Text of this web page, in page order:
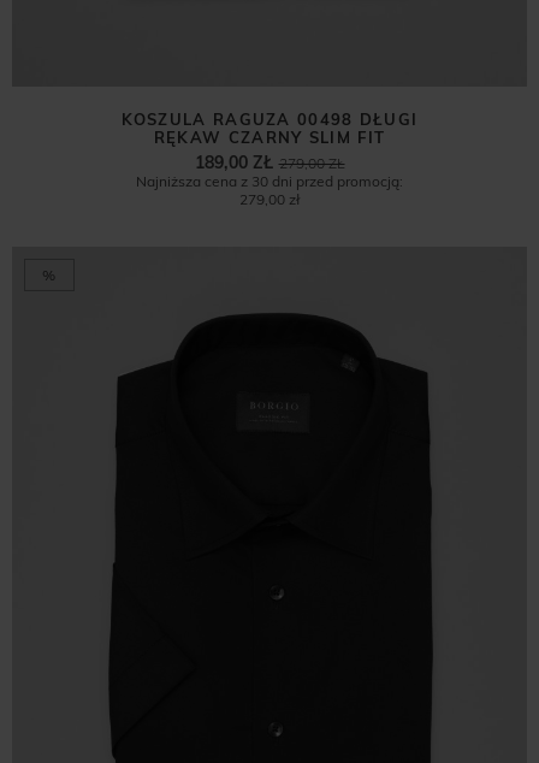
KOSZULA RAGUZA 00498 DŁUGI
RĘKAW CZARNY SLIM FIT
279,00 ZŁ
189,00 ZŁ
Najniższa cena z 30 dni przed promocją:
279,00 zł
%